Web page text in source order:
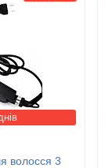
волосся 3